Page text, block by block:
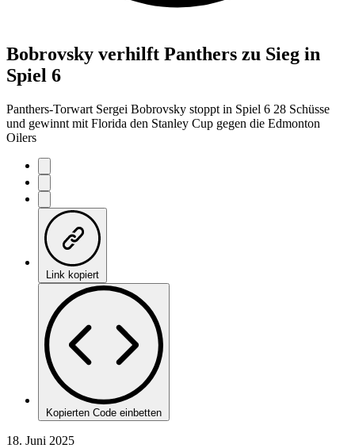
Bobrovsky verhilft Panthers zu Sieg in
Spiel 6
Panthers-Torwart Sergei Bobrovsky stoppt in Spiel 6 28 Schüsse
und gewinnt mit Florida den Stanley Cup gegen die Edmonton
Oilers
Link kopiert
Kopierten Code einbetten
18. Juni 2025